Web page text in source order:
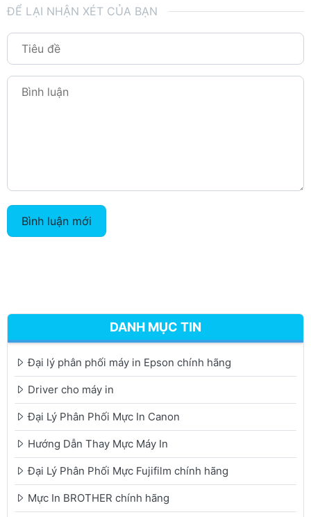
ĐỂ LẠI NHẬN XÉT CỦA BẠN
Bình luận mới
DANH MỤC TIN
Đại lý phân phối máy in Epson chính hãng
Driver cho máy in
Đại Lý Phân Phối Mực In Canon
Hướng Dẫn Thay Mực Máy In
Đại Lý Phân Phối Mực Fujifilm chính hãng
Mực In BROTHER chính hãng